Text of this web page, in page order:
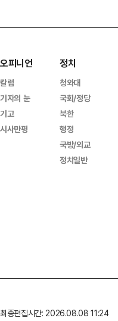
오피니언
칼럼
기자의 눈
기고
시사만평
정치
청와대
국회/정당
북한
행정
국방/외교
정치일반
최종편집시간: 2026.08.08 11:24